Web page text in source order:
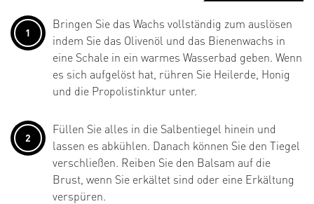
1
Bringen Sie das Wachs vollständig zum auslösen
indem Sie das Olivenöl und das Bienenwachs in
eine Schale in ein warmes Wasserbad geben. Wenn
es sich aufgelöst hat, rühren Sie Heilerde, Honig
und die Propolistinktur unter.
2
Füllen Sie alles in die Salbentiegel hinein und
lassen es abkühlen. Danach können Sie den Tiegel
verschließen. Reiben Sie den Balsam auf die
Brust, wenn Sie erkältet sind oder eine Erkältung
verspüren.